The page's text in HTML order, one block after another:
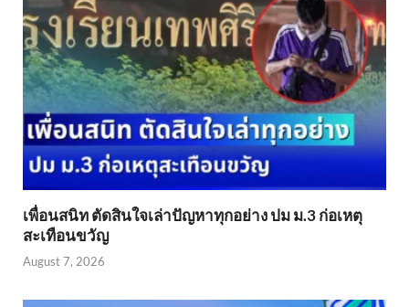
เพื่อนสนิท ตัดสินใจเล่าปัญหาทุกอย่าง ปม ม.3 ก่อเหตุ
สะเทือนขวัญ
August 7, 2026